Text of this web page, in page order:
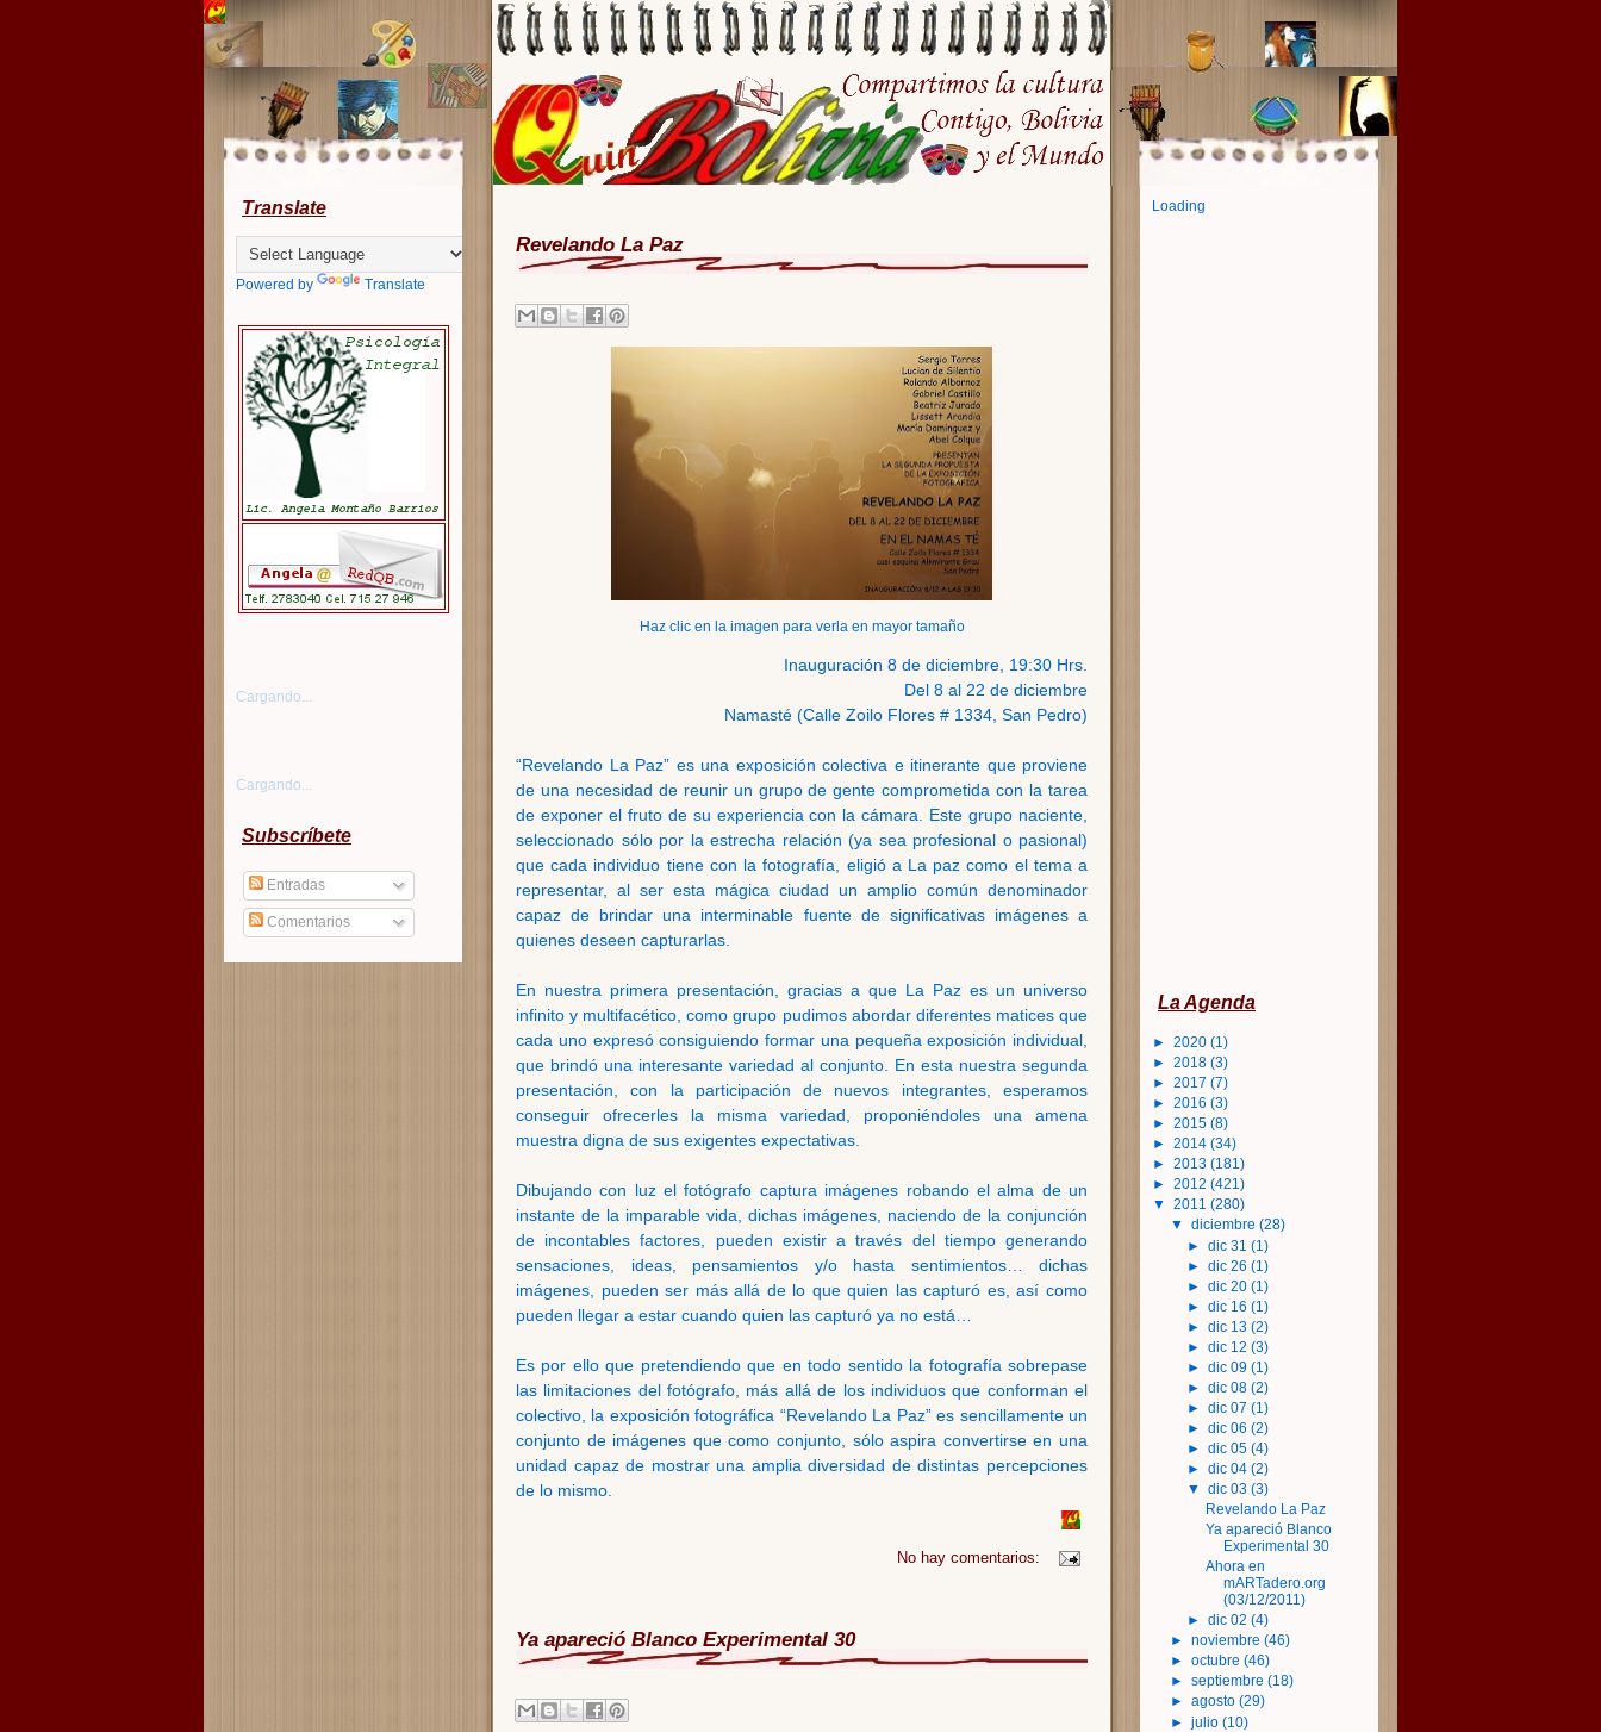
Translate
Powered by Translate
Cargando...
Cargando...
Subscríbete
Entradas
Comentarios
Revelando La Paz
Haz clic en la imagen para verla en mayor tamaño
Inauguración 8 de diciembre, 19:30 Hrs.
Del 8 al 22 de diciembre
Namasté (Calle Zoilo Flores # 1334, San Pedro)
“Revelando La Paz” es una exposición colectiva e itinerante que proviene
de una necesidad de reunir un grupo de gente comprometida con la tarea
de exponer el fruto de su experiencia con la cámara. Este grupo naciente,
seleccionado sólo por la estrecha relación (ya sea profesional o pasional)
que cada individuo tiene con la fotografía, eligió a La paz como el tema a
representar, al ser esta mágica ciudad un amplio común denominador
capaz de brindar una interminable fuente de significativas imágenes a
quienes deseen capturarlas.
En nuestra primera presentación, gracias a que La Paz es un universo
infinito y multifacético, como grupo pudimos abordar diferentes matices que
cada uno expresó consiguiendo formar una pequeña exposición individual,
que brindó una interesante variedad al conjunto. En esta nuestra segunda
presentación, con la participación de nuevos integrantes, esperamos
conseguir ofrecerles la misma variedad, proponiéndoles una amena
muestra digna de sus exigentes expectativas.
Dibujando con luz el fotógrafo captura imágenes robando el alma de un
instante de la imparable vida, dichas imágenes, naciendo de la conjunción
de incontables factores, pueden existir a través del tiempo generando
sensaciones, ideas, pensamientos y/o hasta sentimientos… dichas
imágenes, pueden ser más allá de lo que quien las capturó es, así como
pueden llegar a estar cuando quien las capturó ya no está…
Es por ello que pretendiendo que en todo sentido la fotografía sobrepase
las limitaciones del fotógrafo, más allá de los individuos que conforman el
colectivo, la exposición fotográfica “Revelando La Paz” es sencillamente un
conjunto de imágenes que como conjunto, sólo aspira convertirse en una
unidad capaz de mostrar una amplia diversidad de distintas percepciones
de lo mismo.
No hay comentarios:
Ya apareció Blanco Experimental 30
Loading
La Agenda
► 2020 (1)
► 2018 (3)
► 2017 (7)
► 2016 (3)
► 2015 (8)
► 2014 (34)
► 2013 (181)
► 2012 (421)
▼ 2011 (280)
▼ diciembre (28)
►dic 31(1)
►dic 26(1)
►dic 20(1)
►dic 16(1)
►dic 13(2)
►dic 12(3)
►dic 09(1)
►dic 08(2)
►dic 07(1)
►dic 06(2)
►dic 05(4)
►dic 04(2)
▼dic 03(3)
Revelando La Paz
Ya apareció Blanco
Experimental 30
Ahora en
mARTadero.org
(03/12/2011)
►dic 02(4)
► noviembre (46)
► octubre (46)
► septiembre (18)
► agosto (29)
► julio (10)